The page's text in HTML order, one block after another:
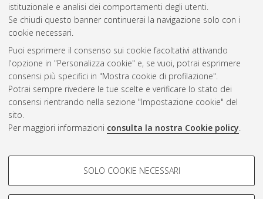
istituzionale e analisi dei comportamenti degli utenti.
Se chiudi questo banner continuerai la navigazione solo con i
cookie necessari.
Puoi esprimere il consenso sui cookie facoltativi attivando
l'opzione in "Personalizza cookie" e, se vuoi, potrai esprimere
consensi più specifici in "Mostra cookie di profilazione".
Potrai sempre rivedere le tue scelte e verificare lo stato dei
consensi rientrando nella sezione "Impostazione cookie" del
sito.
Per maggiori informazioni consulta la nostra Cookie policy.
COOKIE DI PROFILAZIONE -
Si tratta di cookie utilizzati per analizzare le caratteristiche della
SOLO COOKIE NECESSARI
Atom
Rss 1.0
Rss 2.0
ISSN: 2038-7946
Impostazioni Cookie
Informativa sulla privacy
Condizioni d’uso del sito